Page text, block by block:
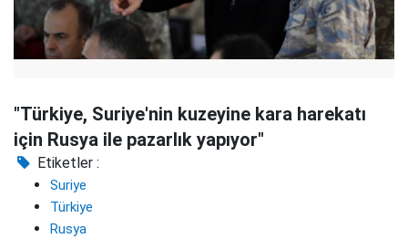
"Türkiye, Suriye'nin kuzeyine kara harekatı
için Rusya ile pazarlık yapıyor"
Etiketler :
Suriye
Türkiye
Rusya